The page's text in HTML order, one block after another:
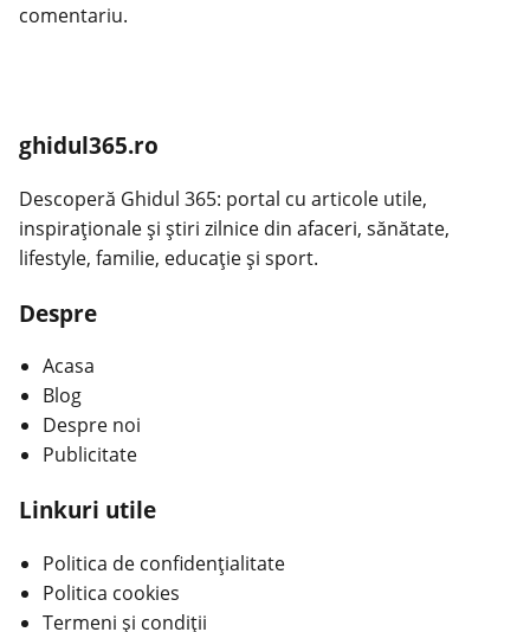
comentariu.
ghidul365.ro
Descoperă Ghidul 365: portal cu articole utile,
inspiraționale și știri zilnice din afaceri, sănătate,
lifestyle, familie, educație și sport.
Despre
Acasa
Blog
Despre noi
Publicitate
Linkuri utile
Politica de confidențialitate
Politica cookies
Termeni și condiții